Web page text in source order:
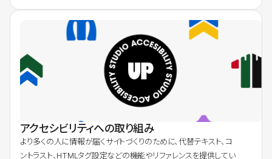
アクセシビリティへの取り組み
より多くの人に情報が届くサイトづくりのために、代替テキスト、コ
ントラスト、HTMLタグ設定などの機能やリファレンスを提供してい